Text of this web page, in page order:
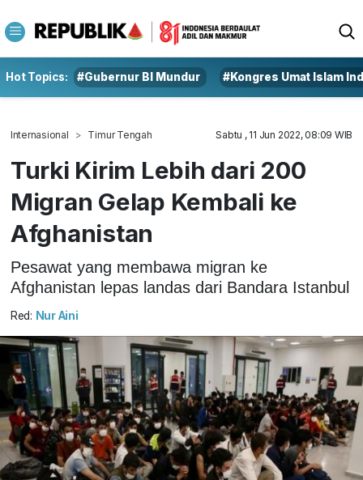
Hot Topics: #Gubernur BI Mundur #Kongres Umat Islam
Internasional Timur Tengah Sabtu , 11 Jun 2022, 08:09 WIB
Turki Kirim Lebih dari 200
Migran Gelap Kembali ke
Afghanistan
Pesawat yang membawa migran ke
Afghanistan lepas landas dari Bandara Istanbul
Red: Nur Aini